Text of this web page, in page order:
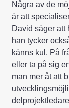
Några av de
är att
David säger att
han tycker
känns kul. På
eller ta på sig
man mer åt att